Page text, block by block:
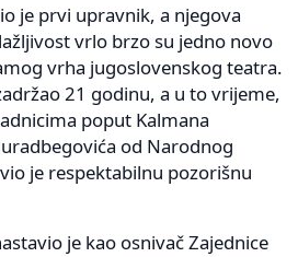
je prvi upravnik, a njegova
vrlo brzo su jedno novo
vrha jugoslovenskog teatra.
21 godinu, a u to vrijeme,
poput Kalmana
od Narodnog
je respektabilnu pozorišnu
je kao osnivač Zajednice